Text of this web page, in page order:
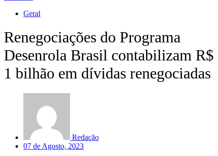
Geral
Renegociações do Programa
Desenrola Brasil contabilizam R$
1 bilhão em dívidas renegociadas
Redação
07 de Agosto, 2023